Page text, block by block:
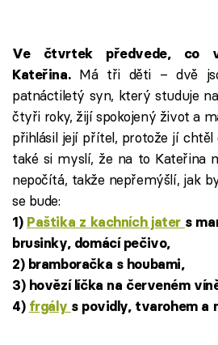
Ve čtvrtek předvede, co
Kateřina. Má tři děti – dvě
patnáctiletý syn, který studuje
čtyři roky, žijí spokojený život a
přihlásil její přítel, protože jí
také si myslí, že na to Kateřina
nepočítá, takže nepřemýšlí, jak
se bude:
1) Paštika z kachních jater s
brusinky, domácí pečivo,
2) bramboračka s houbami,
3) hovězí líčka na červeném
4) frgály s povidly, tvarohem a